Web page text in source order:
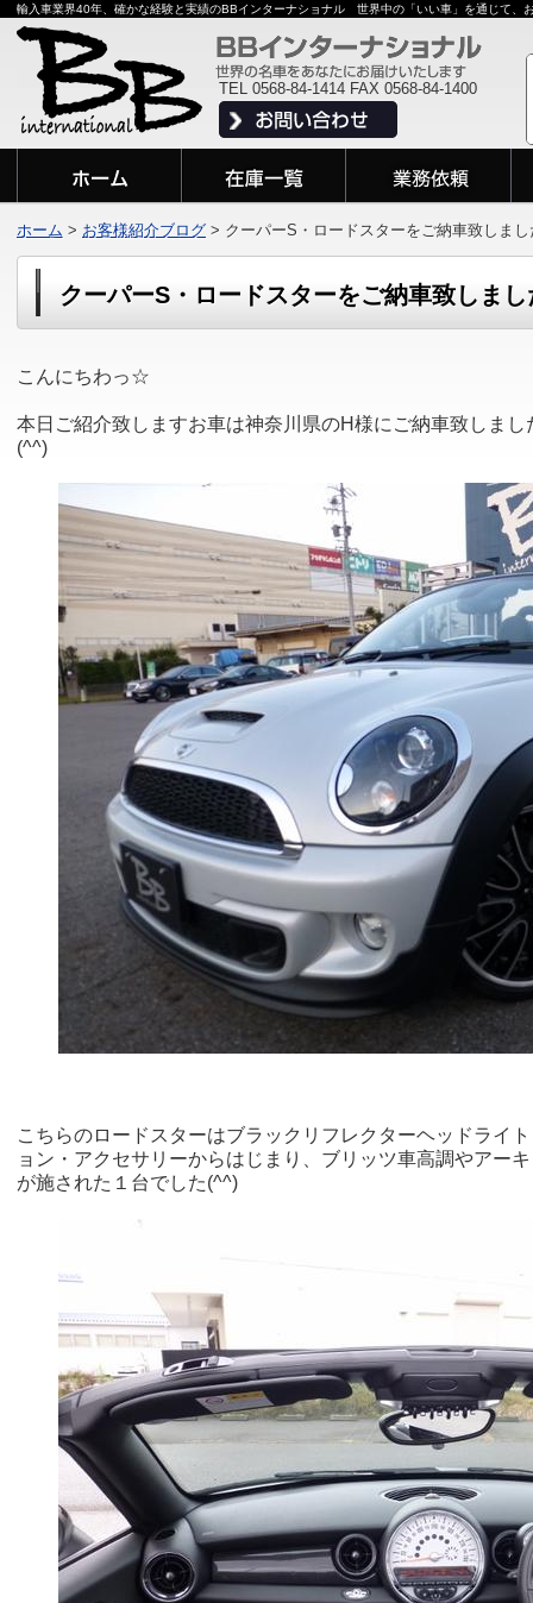
輸入車業界40年、確かな経験と実績のBBインターナショナル 世界中の「いい車」を通じて、
TEL 0568-84-1414 FAX 0568-84-1400
クーパーS・ロードスターをご納車致しま
こんにちわっ☆
本日ご紹介致しますお車は神奈川県のH様にご納車致しまし
(^^)
こちらのロードスターはブラックリフレクターヘッドライ
ョン・アクセサリーからはじまり、ブリッツ車高調やアー
が施された１台でした(^^)
ホーム > お客様紹介ブログ > クーパーS・ロードスターをご納車致しま